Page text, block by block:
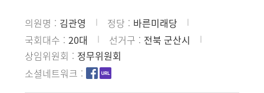
의원명 김관영 정당
바른미래당
국회대수
20대 선거구
전북 군산시
상임위원회
정무위원회
소셜네트워크